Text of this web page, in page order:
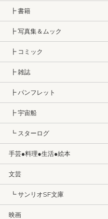
┣ 書籍
┣ 写真集＆ムック
┣ コミック
┣ 雑誌
┣ パンフレット
┣ 宇宙船
┗ スターログ
手芸●料理●生活●絵本
文芸
┗ サンリオSF文庫
映画